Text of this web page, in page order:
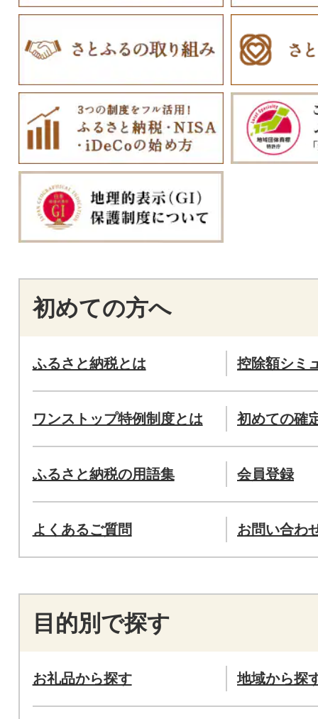
初めての方へ
ふるさと納税とは 控除額シミ
ワンストップ特例制度とは 初めての確
ふるさと納税の用語集 会員登録
よくあるご質問 お問い合わ
目的別で探す
お礼品から探す 地域から探